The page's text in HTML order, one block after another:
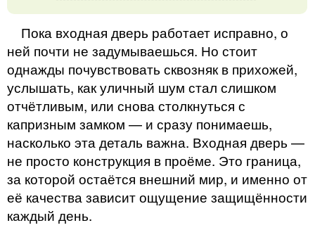
Пока входная дверь работает исправно, о
ней почти не задумываешься. Но стоит
однажды почувствовать сквозняк в прихожей,
услышать, как уличный шум стал слишком
отчётливым, или снова столкнуться с
капризным замком — и сразу понимаешь,
насколько эта деталь важна. Входная дверь —
не просто конструкция в проёме. Это граница,
за которой остаётся внешний мир, и именно от
её качества зависит ощущение защищённости
каждый день.